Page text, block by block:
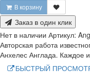
В корзину
Заказ в один клик
Нет в наличии Артикул:
Авторская работа
Анхелес Англада. Каждое
БЫСТРЫЙ